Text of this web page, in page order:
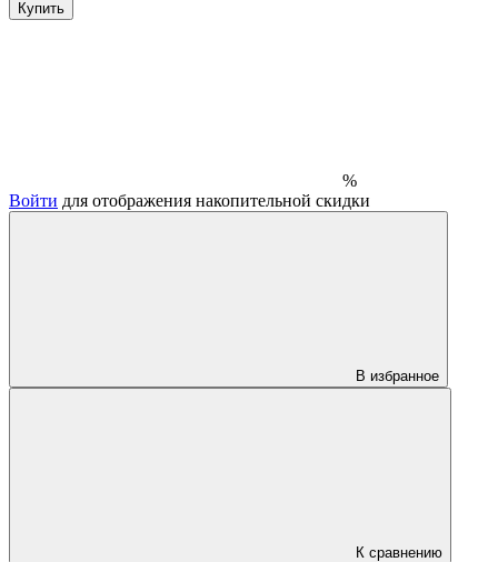
Купить
%
Войти для отображения накопительной скидки
В избранное
К сравнению